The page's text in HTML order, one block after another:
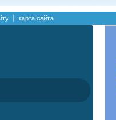
карта сайта